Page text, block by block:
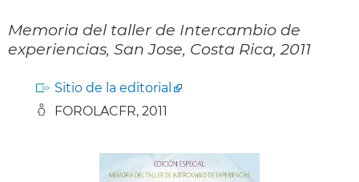
Memoria del taller de Intercambio de
experiencias, San Jose, Costa Rica, 2011
Sitio de la editorial
FOROLACFR, 2011